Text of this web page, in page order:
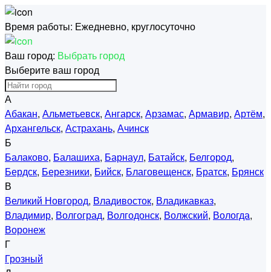
Время работы: Ежедневно, круглосуточно
Ваш город: Выбрать город
Выберите ваш город
А
Абакан, Альметьевск, Ангарск, Арзамас, Армавир, Артём,
Архангельск, Астрахань, Ачинск
Б
Балаково, Балашиха, Барнаул, Батайск, Белгород,
Бердск, Березники, Бийск, Благовещенск, Братск, Брянск
В
Великий Новгород, Владивосток, Владикавказ,
Владимир, Волгоград, Волгодонск, Волжский, Вологда,
Воронеж
Г
Грозный